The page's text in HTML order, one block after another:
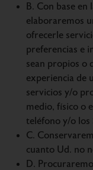
B. Con base
elaboraremos
ofrecerle
preferencias e
sean propios o
experiencia de
servicios y/o
medio, físico o
teléfono y/o los
C.
cuanto Ud. no
D.